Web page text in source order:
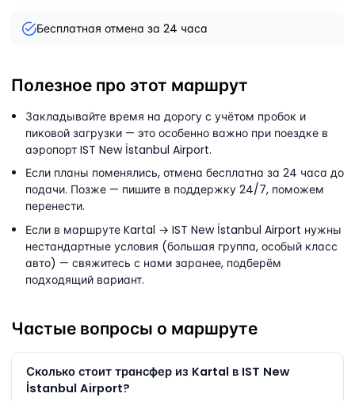
Бесплатная отмена за 24 часа
Полезное про этот маршрут
Закладывайте время на дорогу с учётом пробок и
пиковой загрузки — это особенно важно при поездке в
аэропорт IST New İstanbul Airport.
Если планы поменялись, отмена бесплатна за 24 часа до
подачи. Позже — пишите в поддержку 24/7, поможем
перенести.
Если в маршруте Kartal → IST New İstanbul Airport нужны
нестандартные условия (большая группа, особый класс
авто) — свяжитесь с нами заранее, подберём
подходящий вариант.
Частые вопросы о маршруте
Сколько стоит трансфер из Kartal в IST New
İstanbul Airport?